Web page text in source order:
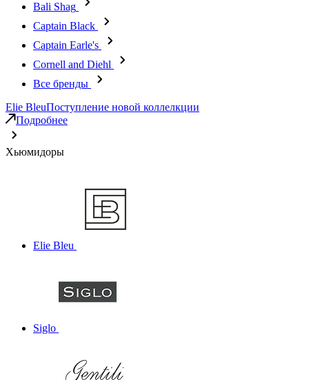
Bali Shag
Captain Black
Captain Earle's
Cornell and Diehl
Все бренды
Elie BleuПоступление новой коллелкции
Подробнее
Хьюмидоры
Elie Bleu
Siglo